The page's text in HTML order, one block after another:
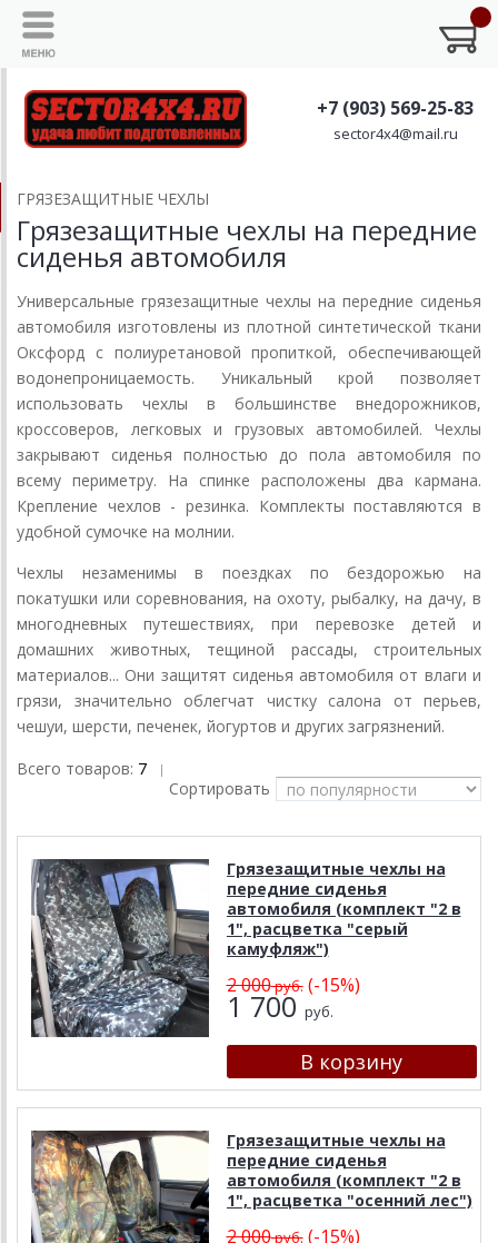
+7 (903) 569-25-83
sector4x4@mail.ru
ГРЯЗЕЗАЩИТНЫЕ ЧЕХЛЫ
Грязезащитные чехлы на передние
сиденья автомобиля
Универсальные грязезащитные чехлы на передние сиденья
автомобиля изготовлены из плотной синтетической ткани
Оксфорд с полиуретановой пропиткой, обеспечивающей
водонепроницаемость. Уникальный крой позволяет
использовать чехлы в большинстве внедорожников,
кроссоверов, легковых и грузовых автомобилей. Чехлы
закрывают сиденья полностью до пола автомобиля по
всему периметру. На спинке расположены два кармана.
Крепление чехлов - резинка. Комплекты поставляются в
удобной сумочке на молнии.
Чехлы незаменимы в поездках по бездорожью на
покатушки или соревнования, на охоту, рыбалку, на дачу, в
многодневных путешествиях, при перевозке детей и
домашних животных, тещиной рассады, строительных
материалов... Они защитят сиденья автомобиля от влаги и
грязи, значительно облегчат чистку салона от перьев,
чешуи, шерсти, печенек, йогуртов и других загрязнений.
Всего товаров: 7 |
Сортировать
Грязезащитные чехлы на
передние сиденья
автомобиля (комплект "2 в
1", расцветка "серый
камуфляж")
2 000руб.(-15%)
1 700 руб.
Грязезащитные чехлы на
передние сиденья
автомобиля (комплект "2 в
1", расцветка "осенний лес")
2 000руб.(-15%)